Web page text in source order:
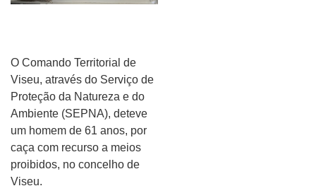
O Comando Territorial de
Viseu, através do Serviço de
Proteção da Natureza e do
Ambiente (SEPNA), deteve
um homem de 61 anos, por
caça com recurso a meios
proibidos, no concelho de
Viseu.